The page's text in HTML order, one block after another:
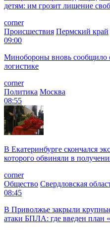
детям: им грозит лишение
corner
Происшествия Пермский край
09:00
Минобороны вновь сообщило
логистике
corner
Политика Москва
08:55
В Екатеринбурге скончался
которого обвиняли в
corner
Общество Свердловская
08:45
В Приволжье закрыли
атаки БПЛА: где введен план